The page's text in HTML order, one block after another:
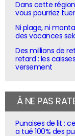
Dans cette
vous pourriez
Ni plage, ni
des vacances
Des millions de
retard : les
versement
À NE PAS
Punaises de lit :
a tué 100% des